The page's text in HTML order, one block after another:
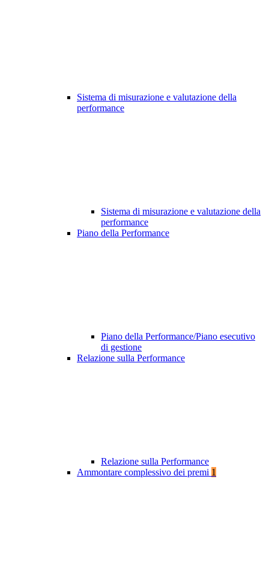
Sistema di misurazione e valutazione della
performance
Sistema di misurazione e valutazione della
performance
Piano della Performance
Piano della Performance/Piano esecutivo
di gestione
Relazione sulla Performance
Relazione sulla Performance
Ammontare complessivo dei premi 1